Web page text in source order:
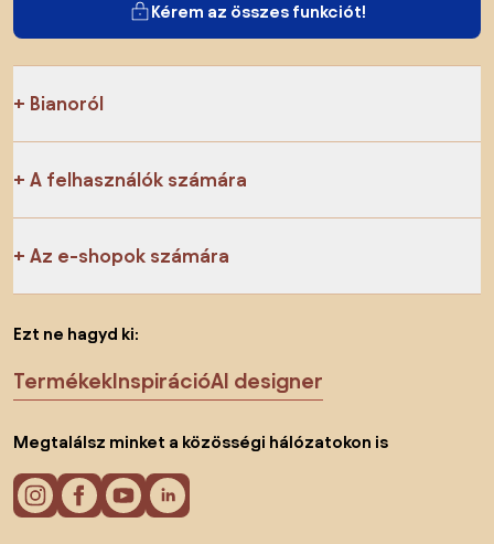
Kérem az összes funkciót!
Bianoról
A felhasználók számára
Az e-shopok számára
Ezt ne hagyd ki:
TermékekInspirációAI designer
Megtalálsz minket a közösségi hálózatokon is